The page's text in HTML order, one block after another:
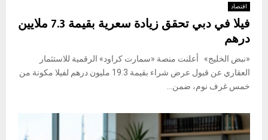
اقتصاد
فيلا في دبي تحقق زيادة سعرية بقيمة 7.3 ملايين
درهم
«نبض الخليج» أعلنت منصة «سمارت كراود» الرقمية للاستثمار
العقاري عن قبول عرض شراء بقيمة 19.3 مليون درهم لفيلا مكونة من
خمس غرف نوم، ضمن...